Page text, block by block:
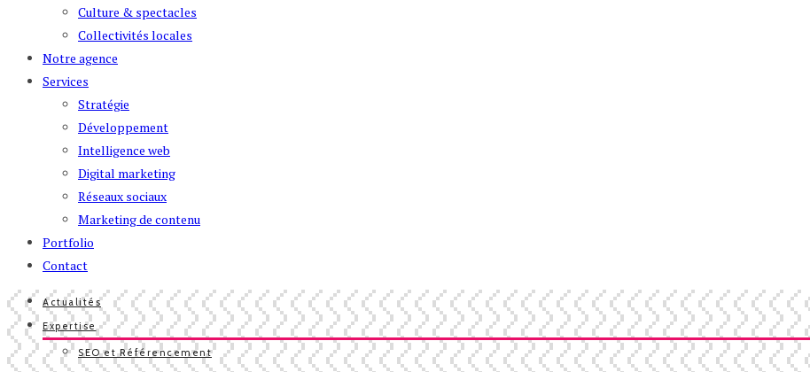
Culture & spectacles
Collectivités locales
Notre agence
Services
Stratégie
Développement
Intelligence web
Digital marketing
Réseaux sociaux
Marketing de contenu
Portfolio
Contact
Actualités
Expertise
SEO et Référencement